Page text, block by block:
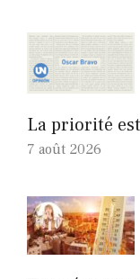
La priorité
7 août 2026